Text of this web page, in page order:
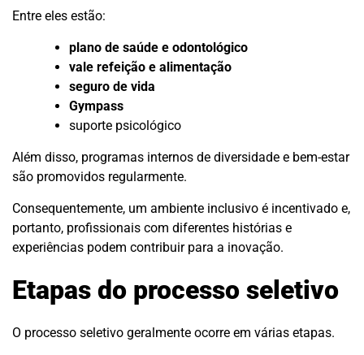
Entre eles estão:
plano de saúde e odontológico
vale refeição e alimentação
seguro de vida
Gympass
suporte psicológico
Além disso, programas internos de diversidade e bem-estar
são promovidos regularmente.
Consequentemente, um ambiente inclusivo é incentivado e,
portanto, profissionais com diferentes histórias e
experiências podem contribuir para a inovação.
Etapas do processo seletivo
O processo seletivo geralmente ocorre em várias etapas.